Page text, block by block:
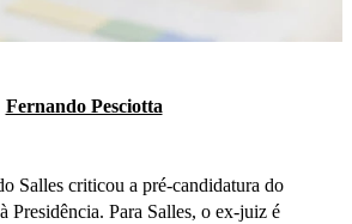
Fernando Pesciotta
Salles criticou a pré-candidatura do
Presidência. Para Salles, o ex-juiz é